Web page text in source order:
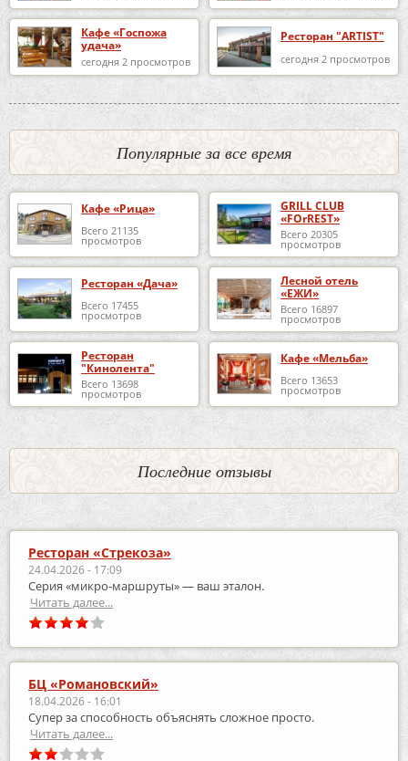
Кафе «Госпожа
удача»
сегодня 2 просмотров
Ресторан "ARTIST"
сегодня 2 просмотров
Популярные за все время
Кафе «Рица»
Всего 21135
просмотров
GRILL CLUB
«FOrREST»
Всего 20305
просмотров
Ресторан «Дача»
Всего 17455
просмотров
Лесной отель
«ЕЖИ»
Всего 16897
просмотров
Ресторан
"Кинолента"
Всего 13698
просмотров
Кафе «Мельба»
Всего 13653
просмотров
Последние отзывы
Ресторан «Стрекоза»
24.04.2026 - 17:09
Серия «микро‑маршруты» — ваш эталон.
Читать далее...
БЦ «Романовский»
18.04.2026 - 16:01
Супер за способность объяснять сложное просто.
Читать далее...